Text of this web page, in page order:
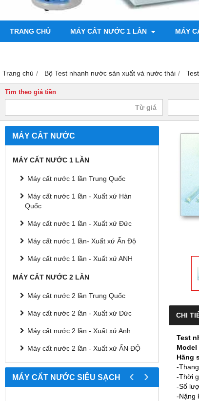
TRANG CHỦ MÁY CẤT NƯỚC 1 LẦN MÁY
Trang chủ Bộ Test nhanh nước sản xuất và nước thải
Tìm theo giá tiền
MÁY CẤT NƯỚC
MÁY CẤT NƯỚC 1 LẦN
Máy cất nước 1 lần Trung Quốc
Máy cất nước 1 lần - Xuất xứ Hàn
Quốc
Máy cất nước 1 lần - Xuất xứ Đức
Máy cất nước 1 lần- Xuất xứ Ấn Độ
Máy cất nước 1 lần - Xuất xứ ANH
MÁY CẤT NƯỚC 2 LẦN
Máy cất nước 2 lần Trung Quốc
Máy cất nước 2 lần - Xuất xứ Đức
Máy cất nước 2 lần - Xuất xứ Anh
Máy cất nước 2 lần - Xuất xứ ẤN ĐỘ
MÁY CẤT NƯỚC SIÊU SẠCH ‹ ›
CHI
Test
Model
Hãng
-
-Thời
-Số
-Nặng